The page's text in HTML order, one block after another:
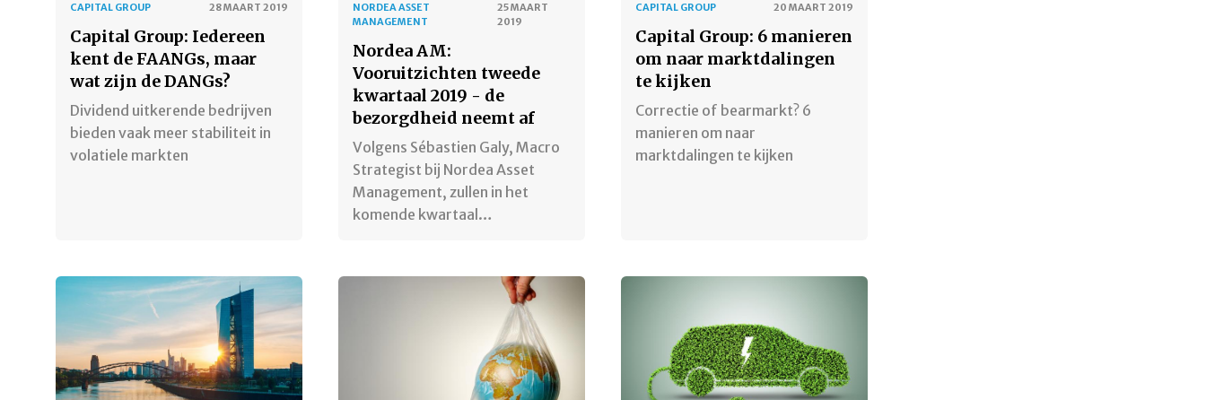
CAPITAL GROUP 28 MAART 2019
Capital Group: Iedereen
kent de FAANGs, maar
wat zijn de DANGs?
Dividend uitkerende bedrijven
bieden vaak meer stabiliteit in
volatiele markten
NORDEA ASSET
MANAGEMENT
25 MAART
2019
Nordea AM:
Vooruitzichten tweede
kwartaal 2019 - de
bezorgdheid neemt af
Volgens Sébastien Galy, Macro
Strategist bij Nordea Asset
Management, zullen in het
komende kwartaal…
CAPITAL GROUP 20 MAART 2019
Capital Group: 6 manieren
om naar marktdalingen
te kijken
Correctie of bearmarkt? 6
manieren om naar
marktdalingen te kijken